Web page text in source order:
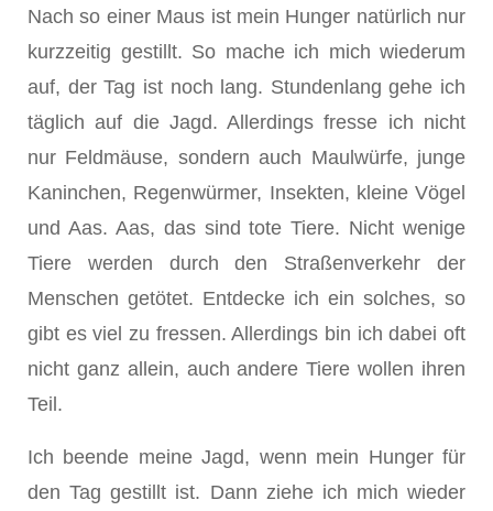
Nach so einer Maus ist mein Hunger natürlich nur
kurzzeitig gestillt. So mache ich mich wiederum
auf, der Tag ist noch lang. Stundenlang gehe ich
täglich auf die Jagd. Allerdings fresse ich nicht
nur Feldmäuse, sondern auch Maulwürfe, junge
Kaninchen, Regenwürmer, Insekten, kleine Vögel
und Aas. Aas, das sind tote Tiere. Nicht wenige
Tiere werden durch den Straßenverkehr der
Menschen getötet. Entdecke ich ein solches, so
gibt es viel zu fressen. Allerdings bin ich dabei oft
nicht ganz allein, auch andere Tiere wollen ihren
Teil.
Ich beende meine Jagd, wenn mein Hunger für
den Tag gestillt ist. Dann ziehe ich mich wieder